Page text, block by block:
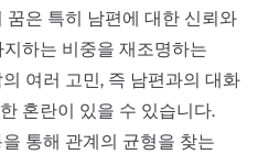
꿈은 특히 남편에 대한 신뢰와
하는 비중을 재조명하는
여러 고민, 즉 남편과의 대화
혼란이 있을 수 있습니다.
통해 관계의 균형을 찾는